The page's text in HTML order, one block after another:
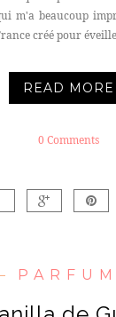
m'a beaucoup
créé pour
READ MORE
0 Comments
PARFUM